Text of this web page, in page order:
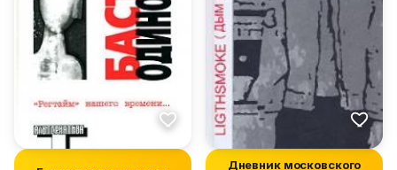
Дневник московского